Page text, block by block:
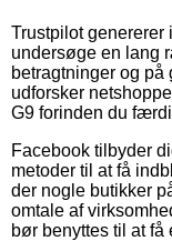
Trustpilot
undersøge en lang
betragtninger og på
udforsker
G9 forinden du
Facebook tilbyder
metoder til at få
der nogle butikker
omtale af
bør benyttes til at få